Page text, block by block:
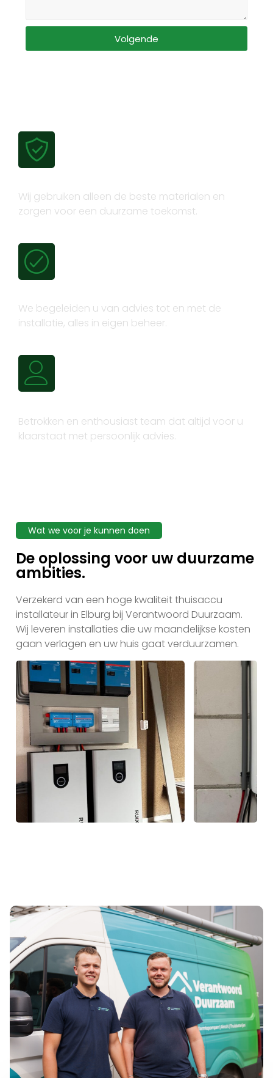
Volgende
Wij gebruiken alleen de beste materialen en
zorgen voor een duurzame toekomst.
We begeleiden u van advies tot en met de
installatie, alles in eigen beheer.
Betrokken en enthousiast team dat altijd voor u
klaarstaat met persoonlijk advies.
Wat we voor je kunnen doen
De oplossing voor uw duurzame
ambities.
Verzekerd van een hoge kwaliteit thuisaccu
installateur in Elburg bij Verantwoord Duurzaam.
Wij leveren installaties die uw maandelijkse kosten
gaan verlagen en uw huis gaat verduurzamen.